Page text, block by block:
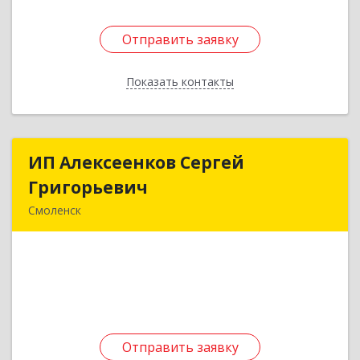
Отправить заявку
Показать контакты
Отправить заявку
Назад
ИП Алексеенков Сергей
Григорьевич
Смоленск
Отправить заявку
ИП Алексеенков Сергей
Отправить заявку